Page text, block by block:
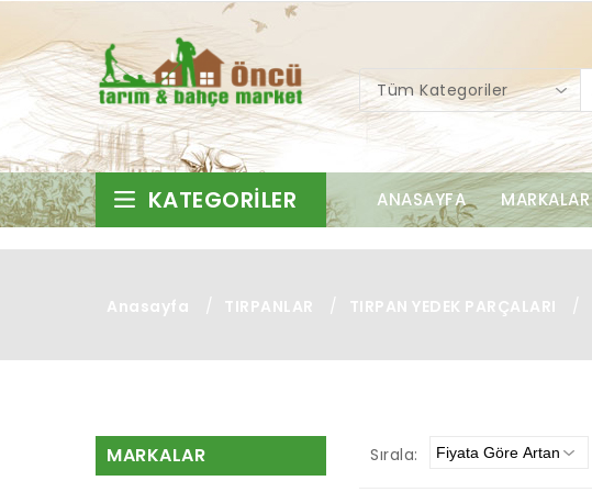
Tüm Kategoriler
KATEGORILER ANASAYFA MARKALAR
Anasayfa / TIRPANLAR / TIRPAN YEDEK PARÇALARI /
MARKALAR Sırala: